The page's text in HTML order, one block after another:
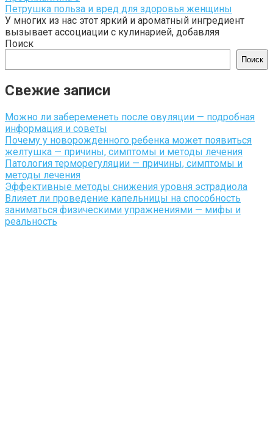
Петрушка польза и вред для здоровья женщины
У многих из нас этот яркий и ароматный ингредиент
вызывает ассоциации с кулинарией, добавляя
Поиск
Поиск
Свежие записи
Можно ли забеременеть после овуляции — подробная
информация и советы
Почему у новорожденного ребенка может появиться
желтушка — причины, симптомы и методы лечения
Патология терморегуляции — причины, симптомы и
методы лечения
Эффективные методы снижения уровня эстрадиола
Влияет ли проведение капельницы на способность
заниматься физическими упражнениями — мифы и
реальность